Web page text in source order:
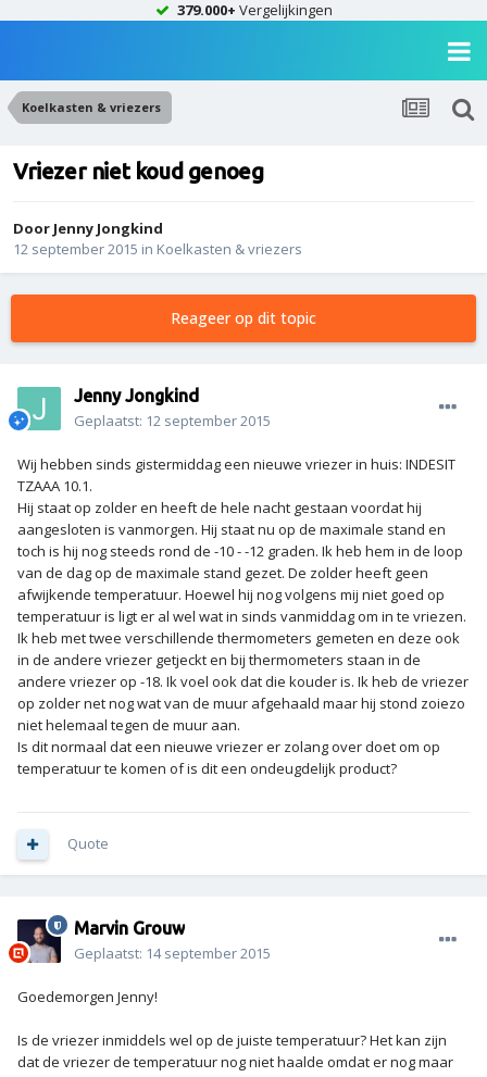
379.000+ Vergelijkingen
Koelkasten & vriezers
Vriezer niet koud genoeg
Door Jenny Jongkind
12 september 2015 in Koelkasten & vriezers
Reageer op dit topic
Jenny Jongkind
Geplaatst: 12 september 2015
Wij hebben sinds gistermiddag een nieuwe vriezer in huis: INDESIT
TZAAA 10.1.
Hij staat op zolder en heeft de hele nacht gestaan voordat hij
aangesloten is vanmorgen. Hij staat nu op de maximale stand en
toch is hij nog steeds rond de -10 - -12 graden. Ik heb hem in de loop
van de dag op de maximale stand gezet. De zolder heeft geen
afwijkende temperatuur. Hoewel hij nog volgens mij niet goed op
temperatuur is ligt er al wel wat in sinds vanmiddag om in te vriezen.
Ik heb met twee verschillende thermometers gemeten en deze ook
in de andere vriezer getjeckt en bij thermometers staan in de
andere vriezer op -18. Ik voel ook dat die kouder is. Ik heb de vriezer
op zolder net nog wat van de muur afgehaald maar hij stond zoiezo
niet helemaal tegen de muur aan.
Is dit normaal dat een nieuwe vriezer er zolang over doet om op
temperatuur te komen of is dit een ondeugdelijk product?
Quote
Marvin Grouw
Geplaatst: 14 september 2015
Goedemorgen Jenny!
Is de vriezer inmiddels wel op de juiste temperatuur? Het kan zijn
dat de vriezer de temperatuur nog niet haalde omdat er nog maar